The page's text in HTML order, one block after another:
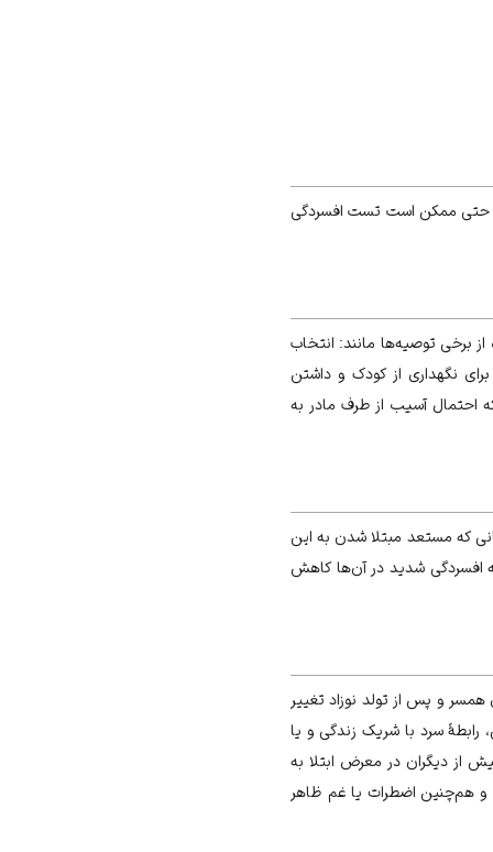
و حتی ممکن است تست افسردگی
برخی توصیه‌ها مانند: انتخاب
نگهداری از کودک و داشتن
احتمال آسیب از طرف مادر به
که مستعد مبتلا شدن به این
افسردگی شدید در آن‌ها کاهش
و پس از تولد نوزاد تغییر
رابطۀ سرد با شریک زندگی و یا
از دیگران در معرض ابتلا به
و هم‌چنین اضطرات یا غم ظاهر